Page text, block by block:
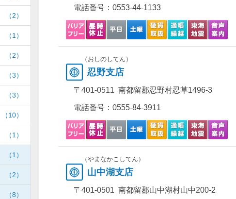
（2）
（1）
（2）
（3）
（3）
（10）
（1）
（1）
（2）
（8）
電話番号： 0553-44-1133
（おしのしてん）
忍野支店
〒401-0511 南都留郡忍野村忍草1496-3
電話番号： 0555-84-3911
（やまなかこしてん）
山中湖支店
〒401-0501 南都留郡山中湖村山中200-2